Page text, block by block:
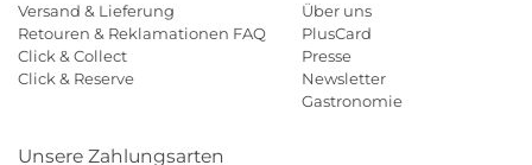
Versand & Lieferung
Retouren & Reklamationen FAQ
Click & Collect
Click & Reserve
Über uns
PlusCard
Presse
Newsletter
Gastronomie
Unsere Zahlungsarten